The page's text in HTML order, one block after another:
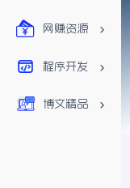
网赚资源
程序开发
博文精品